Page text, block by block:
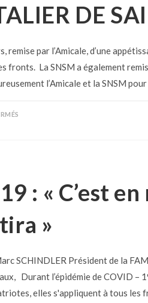
DE
remise par l’Amicale, d’une
fronts. La SNSM a également
l’Amicale et la SNSM
: « C’est
»
SCHINDLER Président de la
Durant l’épidémie de COVID –
elles s'appliquent à tous les